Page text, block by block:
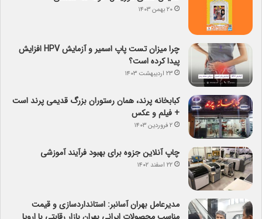
۲۰ بهمن ۱۴۰۳
چرا میزان تست پاپ اسمیر و آزمایش HPV افزایش
پیدا کرده است؟
۲۳ اردیبهشت ۱۴۰۳
کبابخانه پرند، همان رستوران بزرگ قدیمی پرند است
+ فیلم و عکس
۲ فروردین ۱۴۰۳
چاپ آنلاین جزوه برای بهبود فرآیند آموزشی
۲۲ اسفند ۱۴۰۲
مدیرعامل بهران آسانبر: استانداردسازی و قیمت